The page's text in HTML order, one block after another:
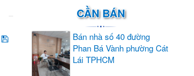
CẦN BÁN
Bán nhà số 40 đường
Phan Bá Vành phường Cát
Lái TPHCM